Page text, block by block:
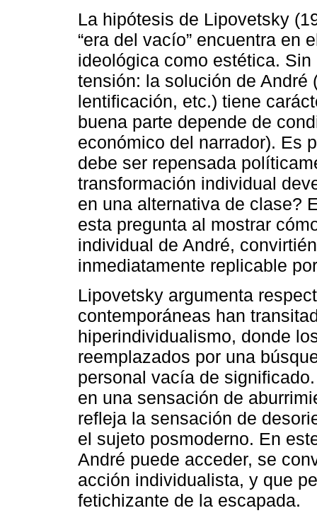
La hipótesis de Lipovetsky
“era del vacío” encuentra en
ideológica como estética.
tensión: la solución de André
lentificación, etc.) tiene
buena parte depende de
económico del narrador). Es
debe ser repensada
transformación individual
en una alternativa de clase?
esta pregunta al mostrar
individual de André,
inmediatamente replicable
Lipovetsky argumenta
contemporáneas han
hiperindividualismo, donde
reemplazados por una
personal vacía de
en una sensación de
refleja la sensación de
el sujeto posmoderno. En
André puede acceder, se
acción individualista, y que
fetichizante de la escapada.